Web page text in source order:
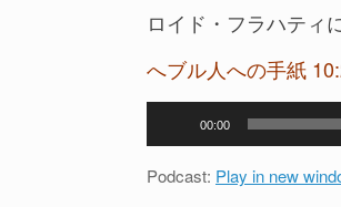
ロイド・フラハティ
へブル人への手紙
プ
00:00
Podcast: Play in new